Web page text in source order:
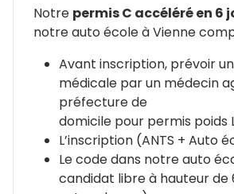
Notre permis C accéléré en 6
notre auto école à Vienne
Avant inscription, prévoir
médicale par un médecin
préfecture de
domicile pour permis poids
L’inscription (ANTS + Auto
Le code dans notre auto
candidat libre à hauteur de